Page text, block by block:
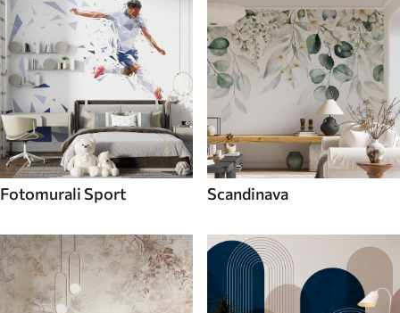
Fotomurali Sport Scandinava